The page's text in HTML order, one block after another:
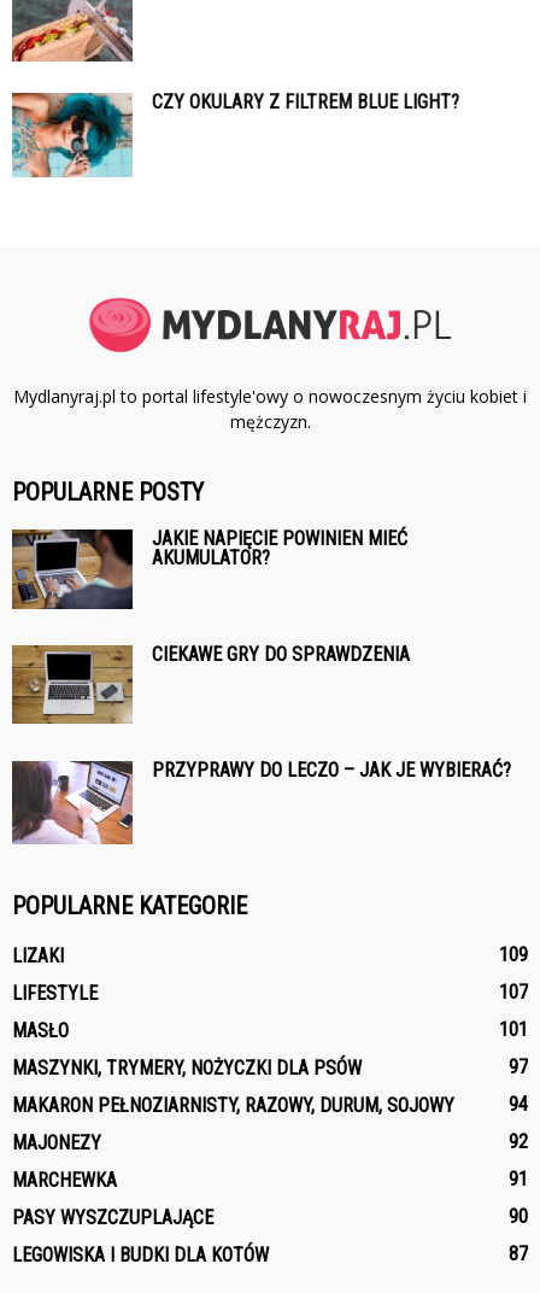
CZY OKULARY Z FILTREM BLUE LIGHT?
Mydlanyraj.pl to portal lifestyle'owy o nowoczesnym życiu kobiet i
mężczyzn.
POPULARNE POSTY
JAKIE NAPIĘCIE POWINIEN MIEĆ
AKUMULATOR?
CIEKAWE GRY DO SPRAWDZENIA
PRZYPRAWY DO LECZO – JAK JE WYBIERAĆ?
POPULARNE KATEGORIE
LIZAKI
109
LIFESTYLE
107
MASŁO
101
MASZYNKI, TRYMERY, NOŻYCZKI DLA PSÓW
97
MAKARON PEŁNOZIARNISTY, RAZOWY, DURUM, SOJOWY
94
MAJONEZY
92
MARCHEWKA
91
PASY WYSZCZUPLAJĄCE
90
LEGOWISKA I BUDKI DLA KOTÓW
87